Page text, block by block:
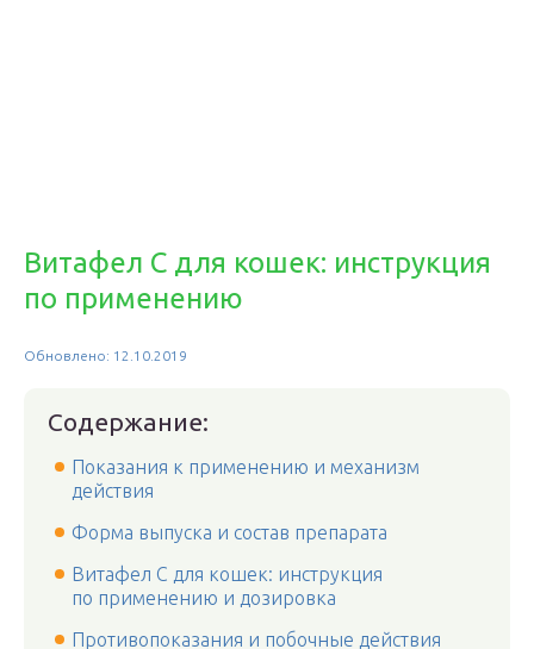
Витафел С для кошек: инструкция
по применению
Обновлено: 12.10.2019
Содержание:
Показания к применению и механизм
действия
Форма выпуска и состав препарата
Витафел С для кошек: инструкция
по применению и дозировка
Противопоказания и побочные действия